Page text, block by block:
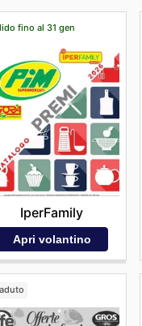
fino al 31 gen
IperFamily
Apri volantino